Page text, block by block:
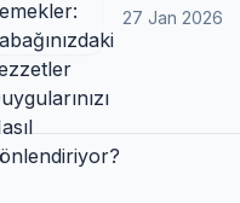
Yönlendiriyor?
27 Jan 2026